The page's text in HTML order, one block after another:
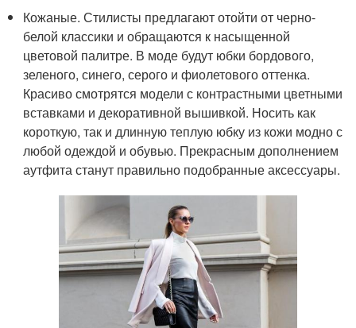
Кожаные. Стилисты предлагают отойти от черно-
белой классики и обращаются к насыщенной
цветовой палитре. В моде будут юбки бордового,
зеленого, синего, серого и фиолетового оттенка.
Красиво смотрятся модели с контрастными цветными
вставками и декоративной вышивкой. Носить как
короткую, так и длинную теплую юбку из кожи модно с
любой одеждой и обувью. Прекрасным дополнением
аутфита станут правильно подобранные аксессуары.